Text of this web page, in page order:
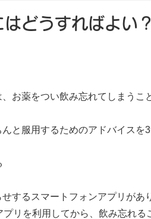
はどうすればよ
お薬をつい飲み忘れてしまうこ
と服用するためのアドバイスを3
するスマートフォンアプリがあ
リを利用してから、飲み忘れる